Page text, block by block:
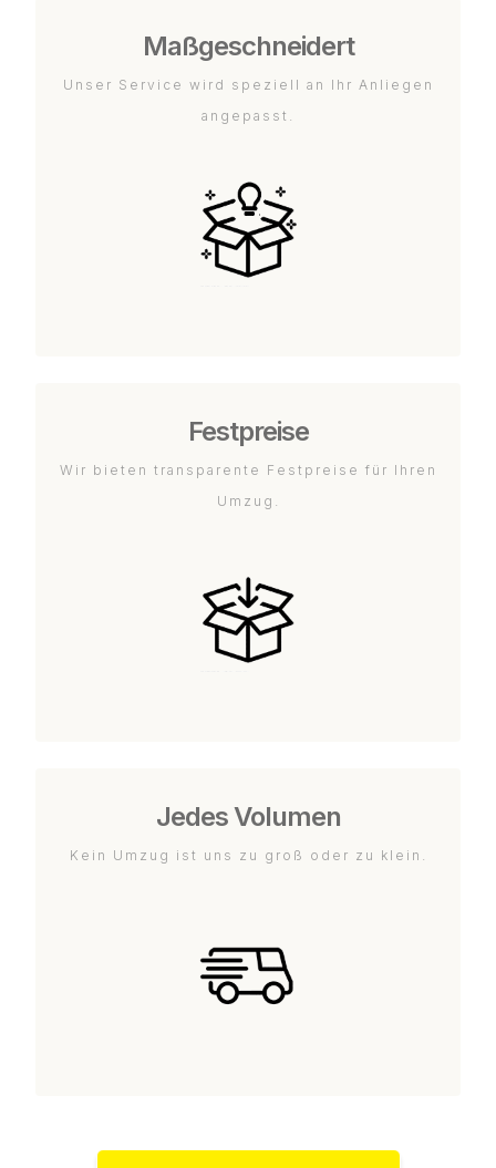
Maßgeschneidert
Unser Service wird speziell an Ihr Anliegen
angepasst.
Festpreise
Wir bieten transparente Festpreise für Ihren
Umzug.
Jedes Volumen
Kein Umzug ist uns zu groß oder zu klein.